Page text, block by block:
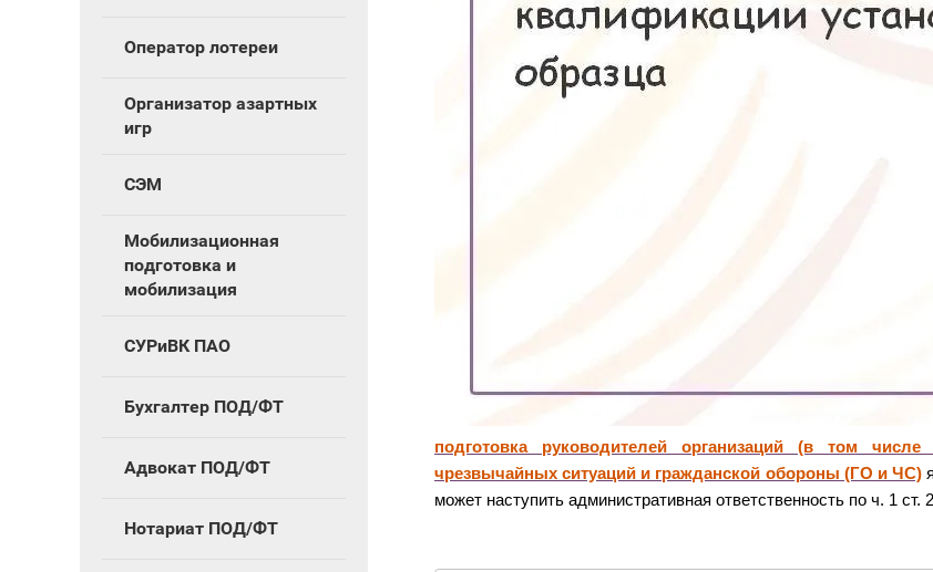
Оператор лотереи
Организатор азартных
игр
СЭМ
Мобилизационная
подготовка и
мобилизация
СУРиВК ПАО
Бухгалтер ПОД/ФТ
Адвокат ПОД/ФТ
Нотариат ПОД/ФТ
подготовка руководителей организаций (в том
чрезвычайных ситуаций и гражданской обороны (ГО и ЧС)
может наступить административная ответственность по ч. 1